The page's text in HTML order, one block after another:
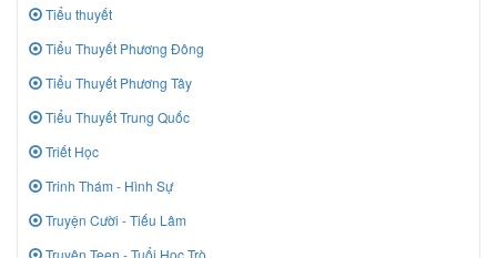
Tiểu thuyết
Tiểu Thuyết Phương Đông
Tiểu Thuyết Phương Tây
Tiểu Thuyết Trung Quốc
Triết Học
Trinh Thám - Hình Sự
Truyện Cười - Tiếu Lâm